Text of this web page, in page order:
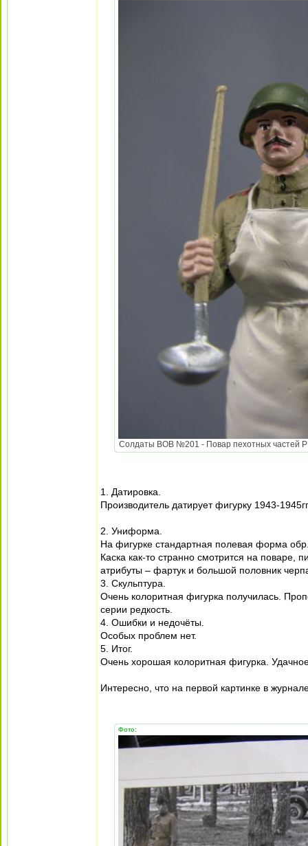
Солдаты ВОВ №201 - Повар пехотных частей
1. Датировка.
Производитель датирует фигурку 1943-
2. Униформа.
На фигурке стандартная полевая форма
Каска как-то странно смотрится на поваре,
атрибуты – фартук и большой половник
3. Скульптура.
Очень колоритная фигурка получилась.
серии редкость.
4. Ошибки и недочёты.
Особых проблем нет.
5. Итог.
Очень хорошая колоритная фигурка.
Интересно, что на первой картинке в
Фото: